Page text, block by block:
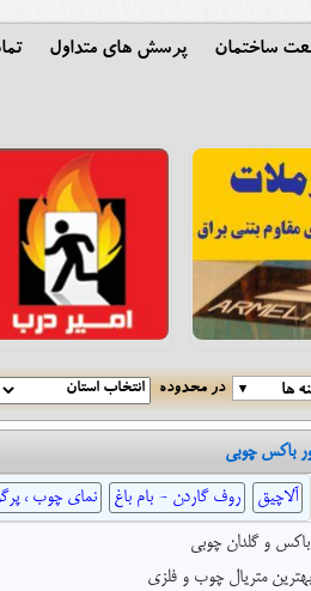
ساختمان پرسش های متداول
ها در محدوده
باکس چوبی
آلاچیق روف گاردن - بام باغ نمای چوب ،
باکس و گلدان چوبی
متریال چوب و فلزی